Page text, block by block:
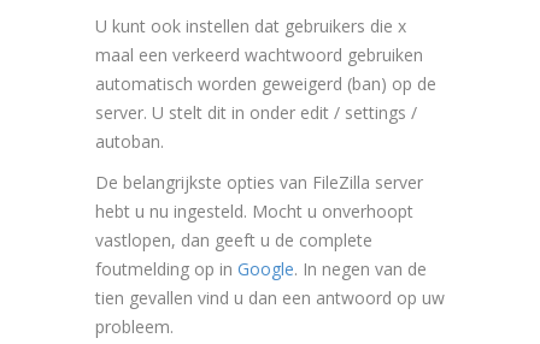
U kunt ook instellen dat gebruikers die x
maal een verkeerd wachtwoord gebruiken
automatisch worden geweigerd (ban) op de
server. U stelt dit in onder edit / settings /
autoban.
De belangrijkste opties van FileZilla server
hebt u nu ingesteld. Mocht u onverhoopt
vastlopen, dan geeft u de complete
foutmelding op in Google. In negen van de
tien gevallen vind u dan een antwoord op uw
probleem.